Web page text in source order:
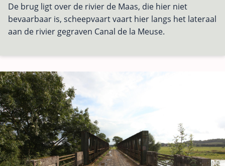
De brug ligt over de rivier de Maas, die hier niet
bevaarbaar is, scheepvaart vaart hier langs het lateraal
aan de rivier gegraven Canal de la Meuse.